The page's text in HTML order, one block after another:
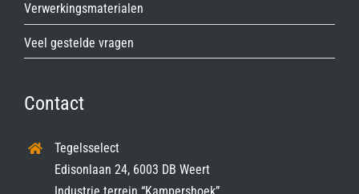
Verwerkingsmaterialen
Veel gestelde vragen
Contact
Tegelsselect
Edisonlaan 24, 6003 DB Weert